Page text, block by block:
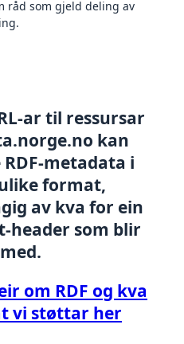
råd som gjeld deling av
ar til ressursar
kan
RDF-metadata i
format,
av kva for ein
header som blir
om RDF og kva
vi støttar her